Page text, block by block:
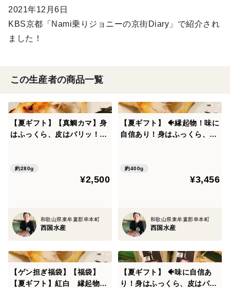
2021年12月6日
KBS京都「Nami乗りジョニーの京街Diary」で紹介され
ました！
この生産者の商品一覧
【夏ギフト】【真鯛カマ】身
はふっくら、皮はパリッ！灰
約280g
¥2,500
和歌山県東牟婁郡串本町
西国水産
【夏ギフト】 🐠縁起物！味に
自信あり！身はふっくら、皮
約400g
¥3,456
和歌山県東牟婁郡串本町
西国水産
【ゲン担ぎ福袋】【福袋】
【夏ギフト】紅白 縁起物◎
【夏ギフト】 🐠味に自信あ
り！身はふっくら、皮はパリ